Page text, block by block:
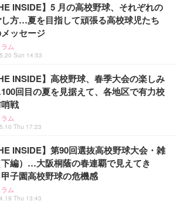
INSIDE】5 月の高校野球、それぞれの
方…夏を目指して頑張る高校球児たち
ッセージ
ラム
Sun 14:53
INSIDE】高校野球、春季大会の楽しみ
回目の夏を見据えて、各地区で有力校
戦
ラム
Thu 17:23
INSIDE】第90回選抜高校野球大会・雑
編）…大阪桐蔭の春連覇で見えてき
子園高校野球の危機感
ラム
Thu 13:43